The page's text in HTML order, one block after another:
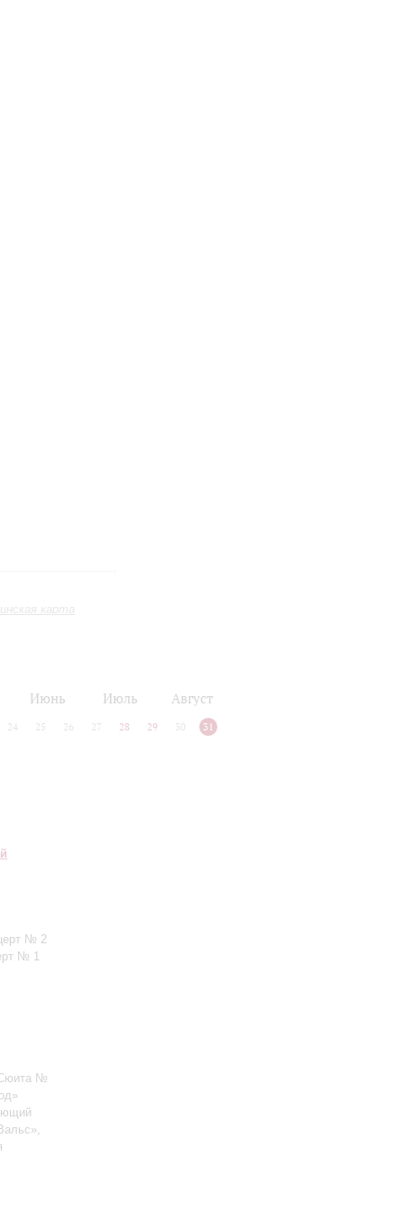
карта
Июнь Июль Август
24 25 26 27 28 29 30 31
№ 2
№ 1
№